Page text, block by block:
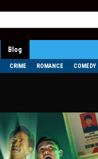
Blog
CRIME ROMANCE COMEDY